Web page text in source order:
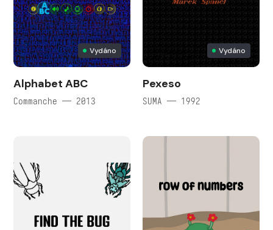
Vydáno
Alphabet ABC
Commanche — 2013
Vydáno
Pexeso
SUMA — 1992